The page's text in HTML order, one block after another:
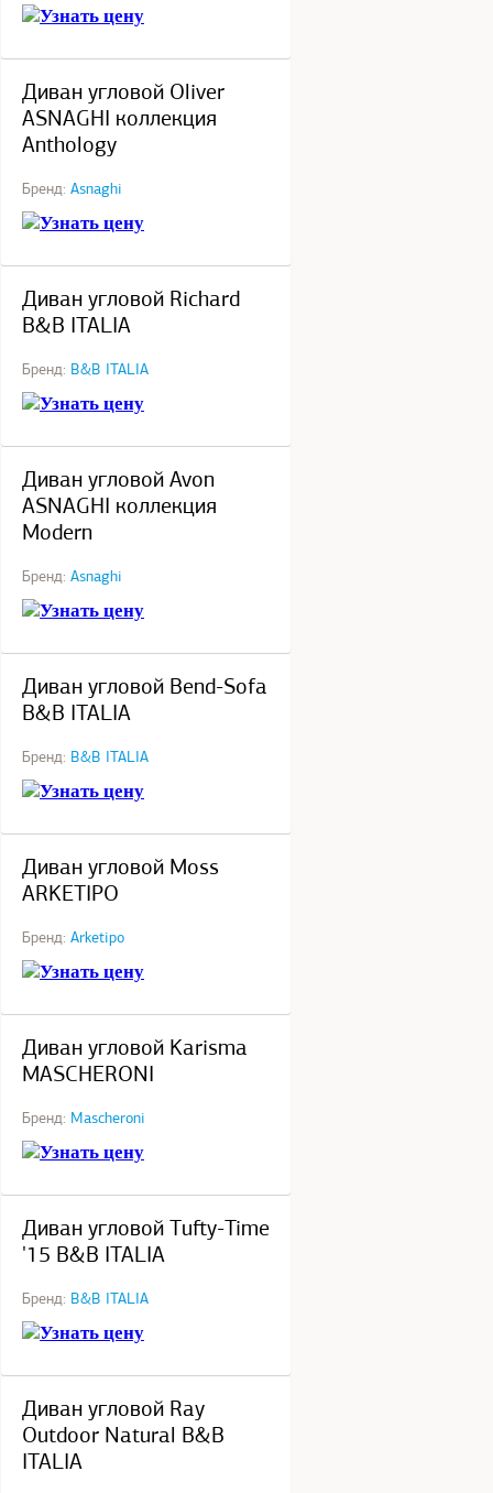
Узнать цену
Диван угловой Oliver
ASNAGHI коллекция
Anthology
Бренд: Asnaghi
Узнать цену
Диван угловой Richard
B&B ITALIA
Бренд: B&B ITALIA
Узнать цену
Диван угловой Avon
ASNAGHI коллекция
Modern
Бренд: Asnaghi
Узнать цену
Диван угловой Bend-Sofa
B&B ITALIA
Бренд: B&B ITALIA
Узнать цену
Диван угловой Moss
ARKETIPO
Бренд: Arketipo
Узнать цену
Диван угловой Karisma
MASCHERONI
Бренд: Mascheroni
Узнать цену
Диван угловой Tufty-Time
'15 B&B ITALIA
Бренд: B&B ITALIA
Узнать цену
Диван угловой Ray
Outdoor Natural B&B
ITALIA